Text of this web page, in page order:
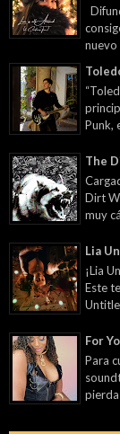
nuevo
Punk,
The
Dirt
muy
Lia
¡Lia
Este
For
Para